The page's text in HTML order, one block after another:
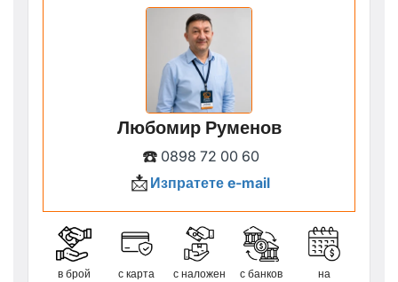
Любомир Руменов
☎️ 0898 72 00 60
📩 Изпратете e-mail
в брой с карта
с наложен
с банков
на